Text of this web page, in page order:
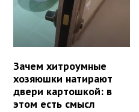
Зачем хитроумные
хозяюшки натирают
двери картошкой: в
этом есть смысл